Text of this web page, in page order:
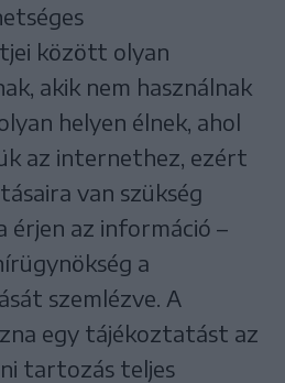
között olyan
akik nem használnak
helyen élnek, ahol
az internethez, ezért
van szükség
érjen az információ –
a
szemlézve. A
egy tájékoztatást az
tartozás teljes